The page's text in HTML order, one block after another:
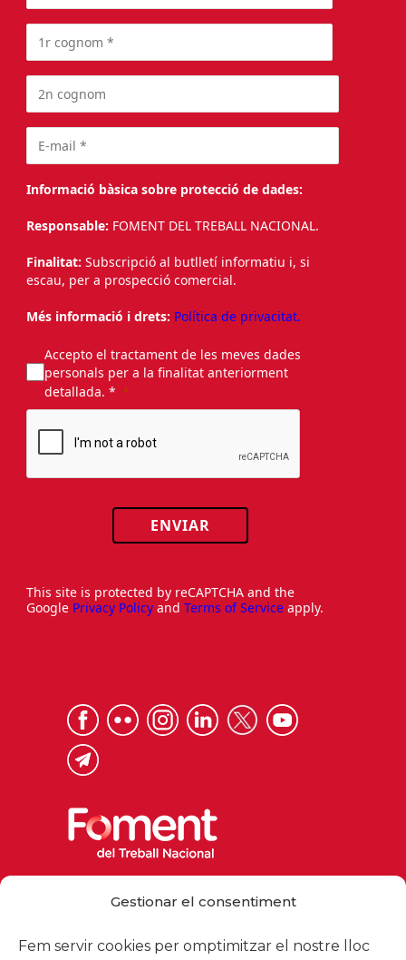
Gestionar el consentiment
Fem servir cookies per omptimitzar el nostre lloc
Informació bàsica sobre protecció de dades:
Responsable: FOMENT DEL TREBALL NACIONAL.
Finalitat: Subscripció al butlletí informatiu i, si
escau, per a prospecció comercial.
Més informació i drets: Política de privacitat.
Accepto el tractament de les meves dades
personals per a la finalitat anteriorment
detallada. *
ENVIAR
This site is protected by reCAPTCHA and the
Google Privacy Policy and Terms of Service apply.
foment@foment.com